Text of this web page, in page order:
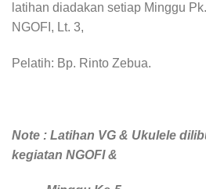
latihan diadakan setiap Minggu
NGOFI, Lt. 3,
Pelatih: Bp. Rinto Zebua.
Note : Latihan VG & Ukulele
kegiatan NGOFI &